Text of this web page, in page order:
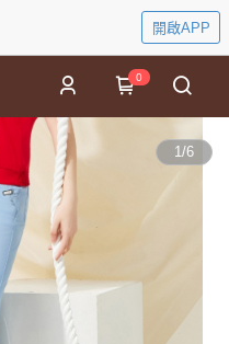
開啟APP
0
1/6